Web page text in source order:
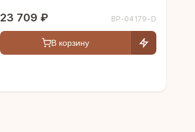
23 709 ₽ BP-04179-D
В корзину